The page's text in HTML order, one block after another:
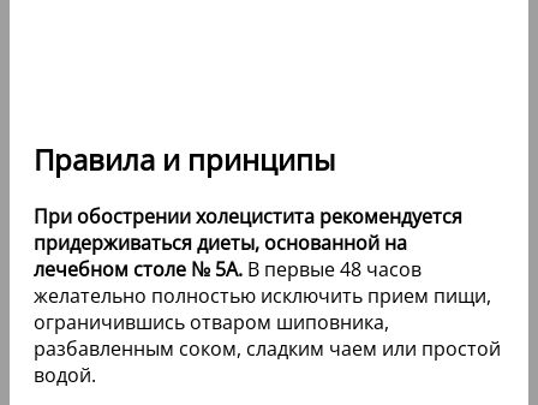
Правила и принципы
При обострении холецистита рекомендуется
придерживаться диеты, основанной на
лечебном столе № 5А. В первые 48 часов
желательно полностью исключить прием пищи,
ограничившись отваром шиповника,
разбавленным соком, сладким чаем или простой
водой.